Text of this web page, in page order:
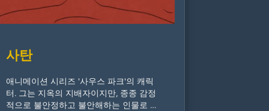
사탄
애니메이션 시리즈 '사우스 파크'의 캐릭
터. 그는 지옥의 지배자이지만, 종종 감정
적으로 불안정하고 불안해하는 인물로 묘